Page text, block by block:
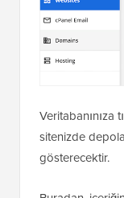
Veritabanınıza
sitenizde
gösterecektir.